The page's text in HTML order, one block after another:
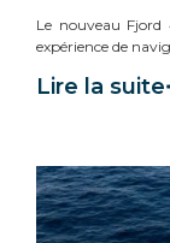
Le nouveau Fjord
expérience de
Lire la suite